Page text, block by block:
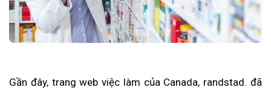
Gần đây, trang web việc làm của Canada, randstad. đã